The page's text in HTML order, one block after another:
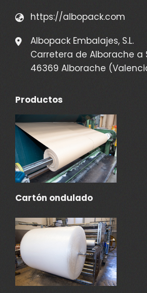
https://albopack.com
Albopack Embalajes, S.L.
Carretera de Alborache a
46369 Alborache
Productos
Cartón ondulado